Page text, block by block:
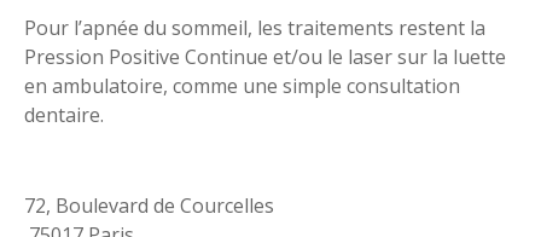
Pour l’apnée du sommeil, les traitements restent la
Pression Positive Continue et/ou le laser sur la luette
en ambulatoire, comme une simple consultation
dentaire.
72, Boulevard de Courcelles